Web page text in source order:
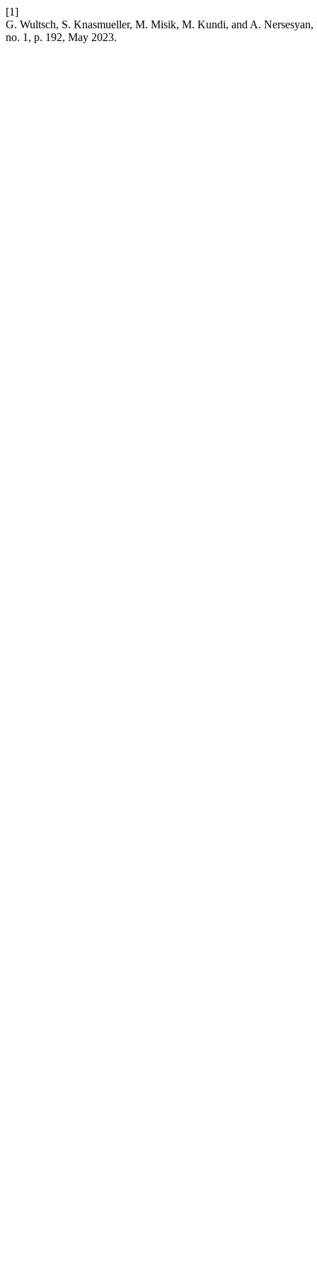
[1]
G. Wultsch, S. Knasmueller, M. Misik, M. Kundi, and A. Nersesyan,
no. 1, p. 192, May 2023.